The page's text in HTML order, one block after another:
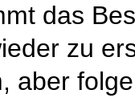
das
zu
aber